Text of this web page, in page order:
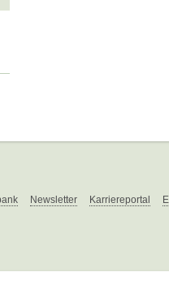
Newsletter Karriereportal